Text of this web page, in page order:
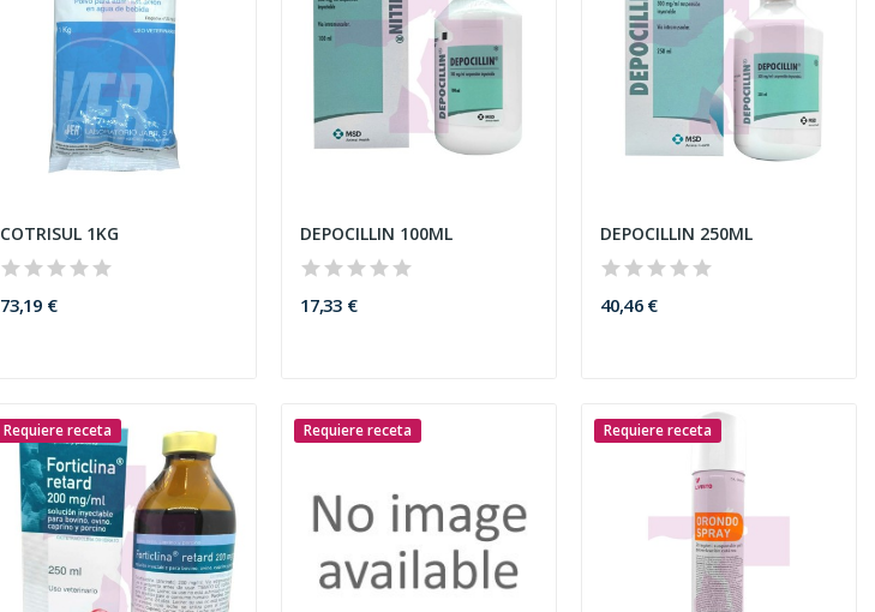
COTRISUL 1KG
73,19 €
DEPOCILLIN 100ML
17,33 €
DEPOCILLIN 250ML
40,46 €
Requiere receta Requiere receta Requiere receta